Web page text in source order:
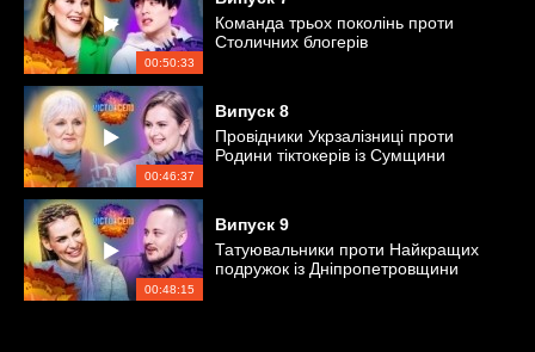
00:50:33
Команда трьох поколінь проти
Столичних блогерів
00:46:37
Випуск 8
Провідники Укрзалізниці проти
Родини тіктокерів із Сумщини
00:48:15
Випуск 9
Татуювальники проти Найкращих
подружок із Дніпропетровщини